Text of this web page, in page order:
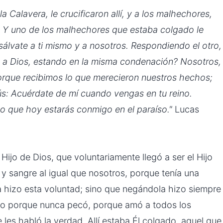
Calavera, le crucificaron allí, y a los malhechores,
uno de los malhechores que estaba colgado le
a ti mismo y a nosotros. Respondiendo el otro,
Dios, estando en la misma condenación? Nosotros,
recibimos lo que merecieron nuestros hechos;
Acuérdate de mí cuando vengas en tu reino.
que hoy estarás conmigo en el paraíso." Lucas
de Dios, que voluntariamente llegó a ser el Hijo
sangre al igual que nosotros, porque tenía una
esta voluntad; sino que negándola hizo siempre
porque nunca pecó, porque amó a todos los
habló la verdad. Allí estaba Él colgado, aquel que